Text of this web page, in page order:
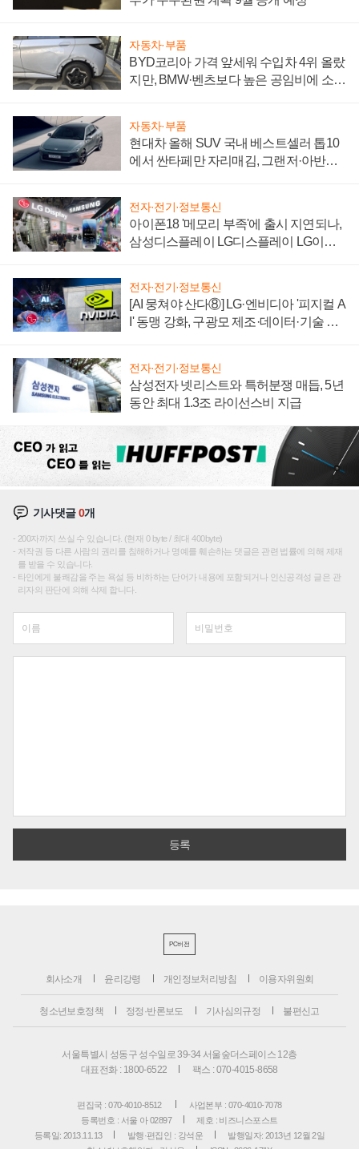
자동차·부품
BYD코리아 가격 앞세워 수입차 4위 올랐
지만, BMW·벤츠보다 높은 공임비에 소비
자동차·부품
현대차 올해 SUV 국내 베스트셀러 톱10
에서 싼타페만 자리매김, 그랜저·아반떼
전자·전기·정보통신
아이폰18 '메모리 부족'에 출시 지연되나,
삼성디스플레이 LG디스플레이 LG이노
전자·전기·정보통신
[AI 뭉쳐야 산다⑧] LG·엔비디아 '피지컬 A
I' 동맹 강화, 구광모 제조·데이터·기술 결
전자·전기·정보통신
삼성전자 넷리스트와 특허분쟁 매듭, 5년
동안 최대 1.3조 라이선스비 지급
기사댓글0개
200자까지 쓰실 수 있습니다. (현재 0 byte / 최대 400byte)
저작권 등 다른 사람의 권리를 침해하거나 명예를 훼손하는 댓글은 관련 법률에 의해 제재
를 받을 수 있습니다.
타인에게 불쾌감을 주는 욕설 등 비하하는 단어가 내용에 포함되거나 인신공격성 글은 관
리자의 판단에 의해 삭제 합니다.
PC버전
회사소개 윤리강령 개인정보처리방침 이용자위원회
청소년보호정책 정정·반론보도 기사심의규정 불편신고
서울특별시 성동구 성수일로 39-34 서울숲더스페이스 12층
대표전화 : 1800-6522
팩스 : 070-4015-8658
편집국 : 070-4010-8512
사업본부 : 070-4010-7078
등록번호 : 서울 아 02897
제호 : 비즈니스포스트
등록일: 2013.11.13
발행·편집인 : 강석운
발행일자: 2013년 12월 2일